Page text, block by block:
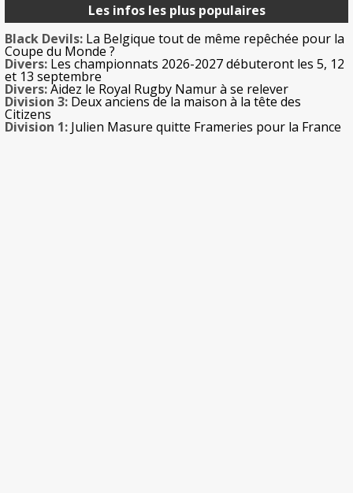
Les infos les plus populaires
Black Devils: La Belgique tout de même repêchée pour la
Coupe du Monde ?
Divers: Les championnats 2026-2027 débuteront les 5, 12
et 13 septembre
Divers:Aidez le Royal Rugby Namur à se relever
Division 3: Deux anciens de la maison à la tête des
Citizens
Division 1: Julien Masure quitte Frameries pour la France